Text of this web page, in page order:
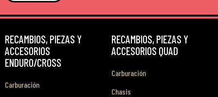
RECAMBIOS, PIEZAS Y
ACCESORIOS
ENDURO/CROSS
Carburación
RECAMBIOS, PIEZAS Y
ACCESORIOS QUAD
Carburación
Chasis